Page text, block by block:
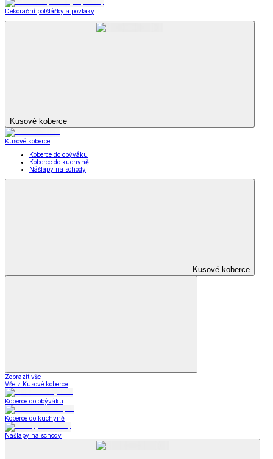
Dekorační polštářky a povlaky
Kusové koberce
Kusové koberce
Koberce do obýváku
Koberce do kuchyně
Nášlapy na schody
Kusové koberce
Zobrazit vše
Vše z Kusové koberce
Koberce do obýváku
Koberce do kuchyně
Nášlapy na schody